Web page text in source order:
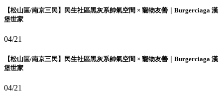
【松山區/南京三民】民生社區黑灰系帥氣空間 × 寵物友善｜Burgerciaga 漢
堡世家
04/21
【松山區/南京三民】民生社區黑灰系帥氣空間 × 寵物友善｜Burgerciaga 漢
堡世家
04/21